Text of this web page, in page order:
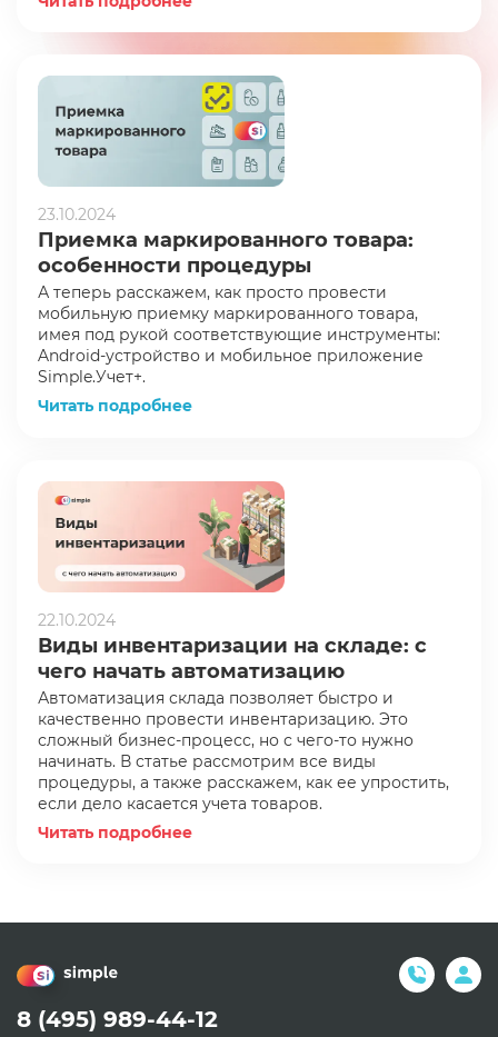
23.10.2024
Приемка маркированного товара:
особенности процедуры
А теперь расскажем, как просто провести
мобильную приемку маркированного товара,
имея под рукой соответствующие инструменты:
Android-устройство и мобильное приложение
Simple.Учет+.
Читать подробнее
22.10.2024
Виды инвентаризации на складе: с
чего начать автоматизацию
Автоматизация склада позволяет быстро и
качественно провести инвентаризацию. Это
сложный бизнес-процесс, но с чего-то нужно
начинать. В статье рассмотрим все виды
процедуры, а также расскажем, как ее упростить,
если дело касается учета товаров.
Читать подробнее
8 (495) 989-44-12